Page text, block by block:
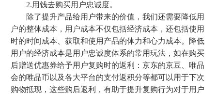
2.用钱去购买用户忠诚度。
除了提升产品给用户带来的价值，我们还需要降低用
户的整体成本，用户成本不仅包括经济成本，还包括使用
时的时间成本、获取和使用产品的体力和心力成本。降低
用户的经济成本是用户忠诚度体系的常用玩法，如在购买
后赠送优惠券给予用户复购时的返利：京东的京豆、唯品
会的唯品币以及各大平台的支付返积分等都可以用于下次
购物抵现，这些购后返利，有助于提升复购行为对于用户